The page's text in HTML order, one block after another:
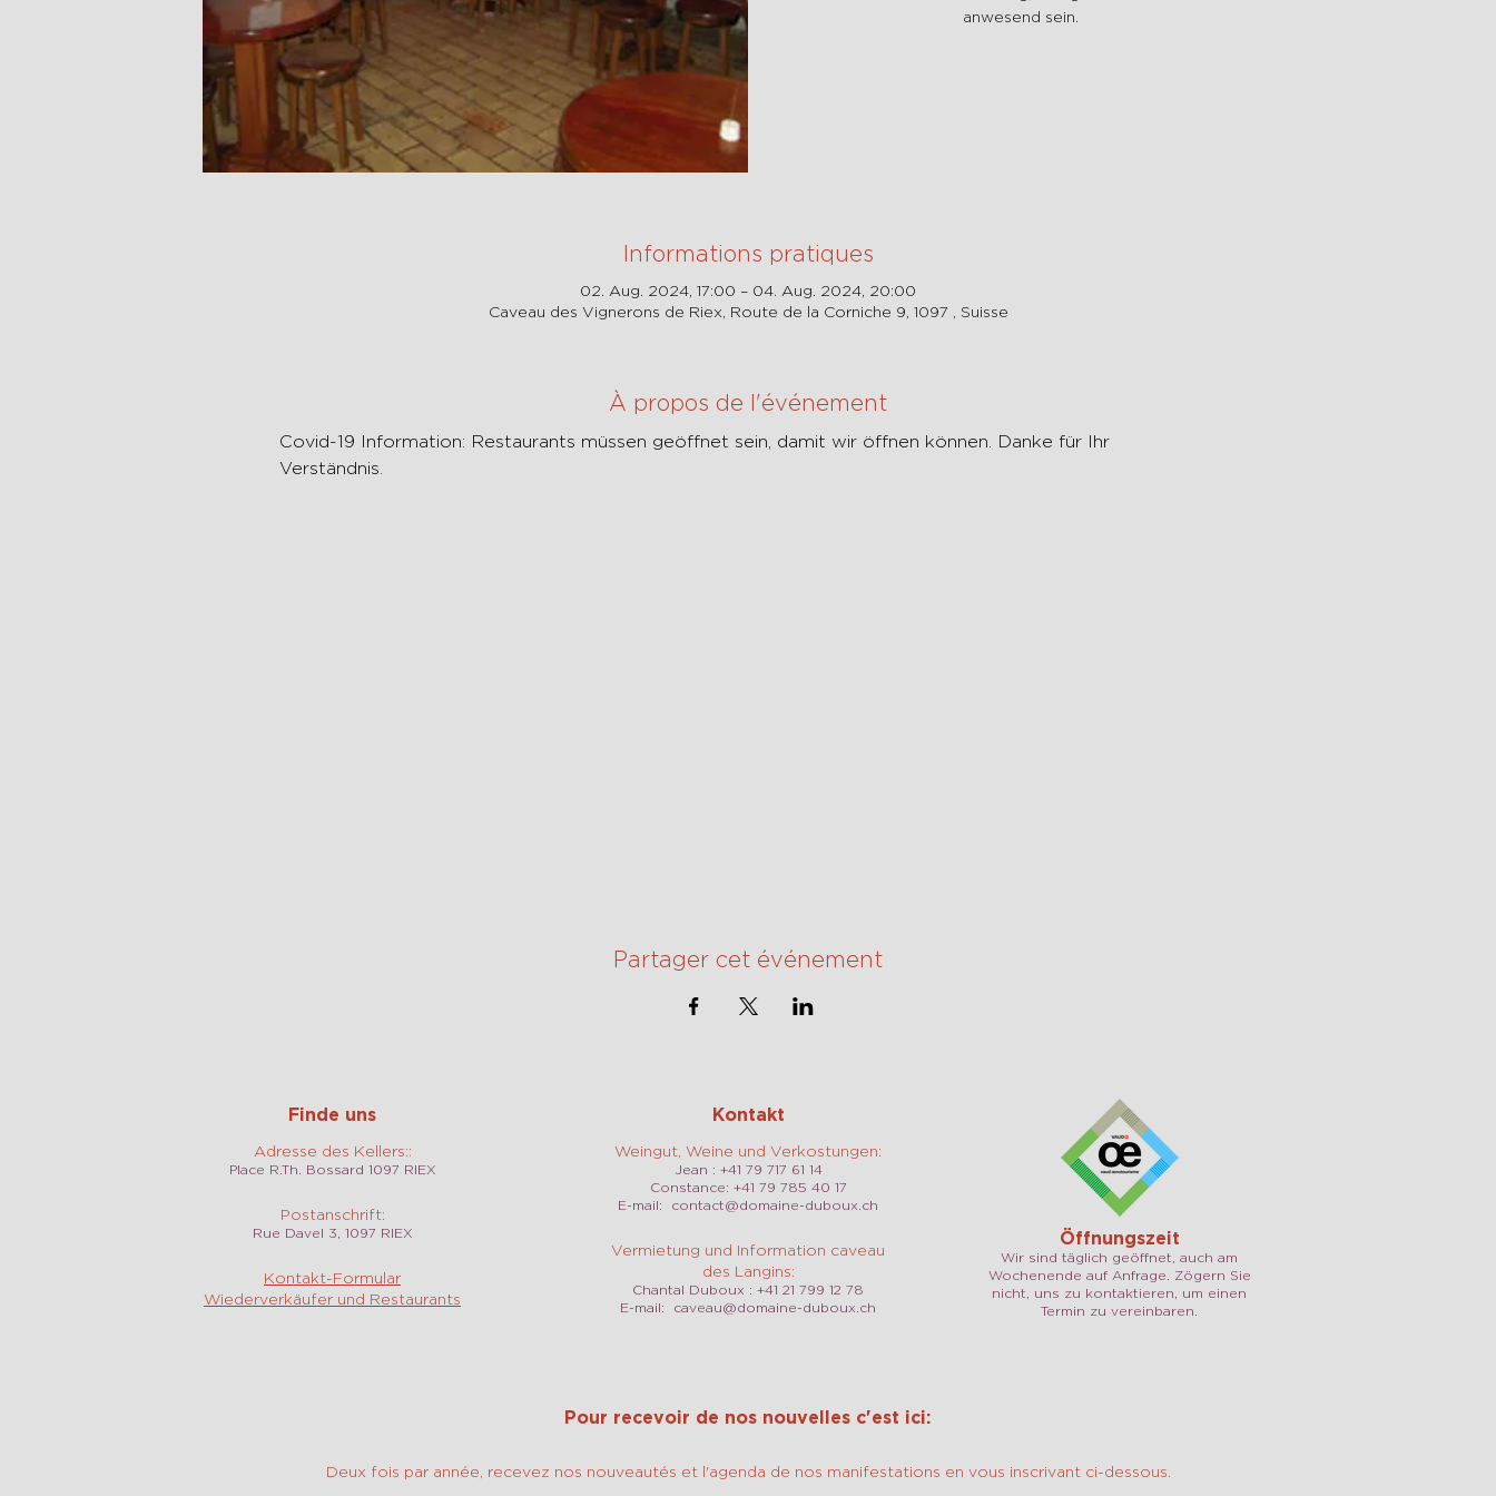
anwesend sein.
Informations pratiques
02. Aug. 2024, 17:00 – 04. Aug. 2024, 20:00
Caveau des Vignerons de Riex, Route de la Corniche 9, 1097 , Suisse
À propos de l'événement
Covid-19 Information: Restaurants müssen geöffnet sein, damit wir öffnen können. Danke für Ihr
Verständnis.
Partager cet événement
Finde uns
Adresse des Kellers::
Place R.Th. Bossard 1097 RIEX
Postanschrift:
Rue Davel 3, 1097 RIEX
Kontakt-Formular
Wiederverkäufer und Restaurants
Kontakt
Weingut, Weine und Verkostungen:
Jean : +41 79 717 61 14
Constance: +41 79 785 40 17
E-mail: contact@domaine-duboux.ch
Vermietung und Information caveau
des Langins:
Chantal Duboux : +41 21 799 12 78
E-mail: caveau@domaine-duboux.ch
Öffnungszeit
Wir sind täglich geöffnet, auch am
Wochenende auf Anfrage. Zögern Sie
nicht, uns zu kontaktieren, um einen
Termin zu vereinbaren.
Pour recevoir de nos nouvelles c'est ici:
Deux fois par année, recevez nos nouveautés et l'agenda de nos manifestations en vous inscrivant ci-dessous.